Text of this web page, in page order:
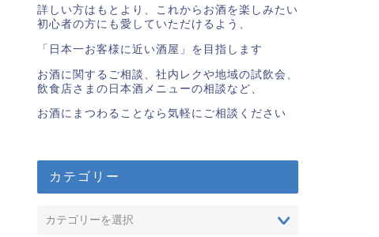
詳しい方はもとより、これからお酒を楽しみたい
初心者の方にも愛していただけるよう、
「日本一お客様に近い酒屋」を目指します
お酒に関するご相談、社内レクや地域の試飲会、
飲食店さまの日本酒メニューの相談など、
お酒にまつわることなら気軽にご相談ください
カテゴリー